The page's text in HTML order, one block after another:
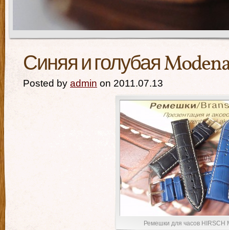
Синяя и голубая
Posted by admin on 2011.07.13
Ремешки для часов HIRSCH